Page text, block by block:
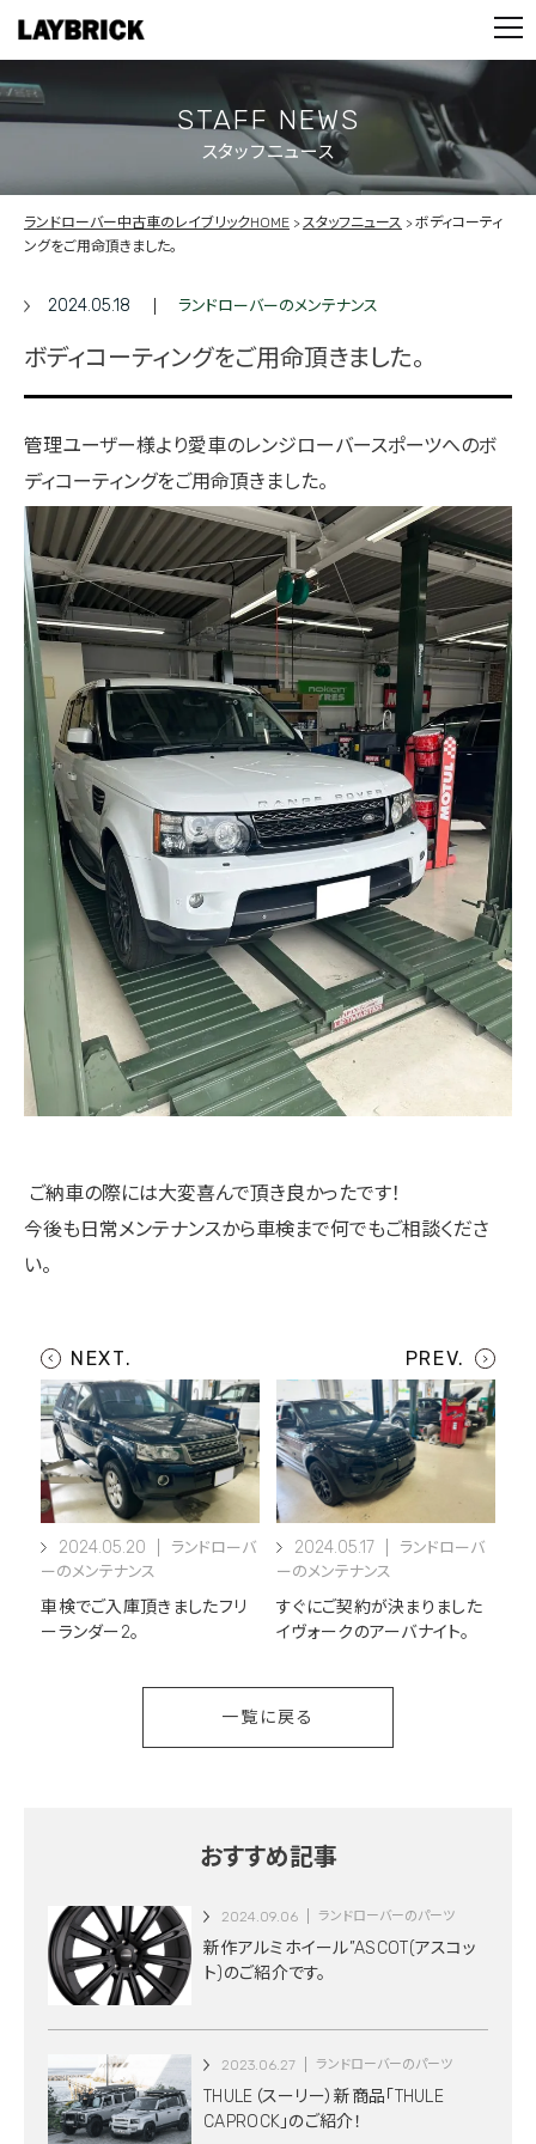
PARTS
CONTACT
PRIVACY POLICY
STAFF NEWS
スタッフニュース
ランドローバー中古車のレイブリックHOME スタッフニュース
ボディコーティ
ングをご用命頂きました。
2024.05.18 ランドローバーのメンテナンス
ボディコーティングをご用命頂きました。
管理ユーザー様より愛車のレンジローバースポーツへのボ
ディコーティングをご用命頂きました。
ご納車の際には大変喜んで頂き良かったです！
今後も日常メンテナンスから車検まで何でもご相談くださ
い。
2024.05.20
ランドローバ
ーのメンテナンス
車検でご入庫頂きましたフリ
ーランダー2。
2024.05.17
ランドローバ
ーのメンテナンス
すぐにご契約が決まりました
イヴォークのアーバナイト。
一覧に戻る
おすすめ記事
2024.09.06 ランドローバーのパーツ
新作アルミホイール”ASCOT(アスコッ
ト)のご紹介です。
2023.06.27 ランドローバーのパーツ
THULE（スーリー）新商品「THULE
CAPROCK」のご紹介！